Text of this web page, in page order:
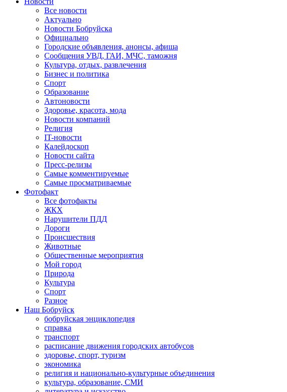
Все новости
Актуально
Новости Бобруйска
Официально
Городские объявления, анонсы, афиша
Сообщения УВД, ГАИ, МЧС, таможня
Культура, отдых, развлечения
Бизнес и политика
Спорт
Образование
Автоновости
Здоровье, красота, мода
Новости компаний
Религия
IT-новости
Калейдоскоп
Новости сайта
Пресс-релизы
Самые комментируемые
Самые просматриваемые
Фотофакт
Все фотофакты
ЖКХ
Нарушители ПДД
Дороги
Происшествия
Животные
Общественные мероприятия
Мой город
Природа
Культура
Спорт
Разное
Наш Бобруйск
бобруйская энциклопедия
справка
транспорт
расписание движения городских автобусов
здоровье, спорт, туризм
экономика
религия и национально-культурные объединения
культура, образование, СМИ